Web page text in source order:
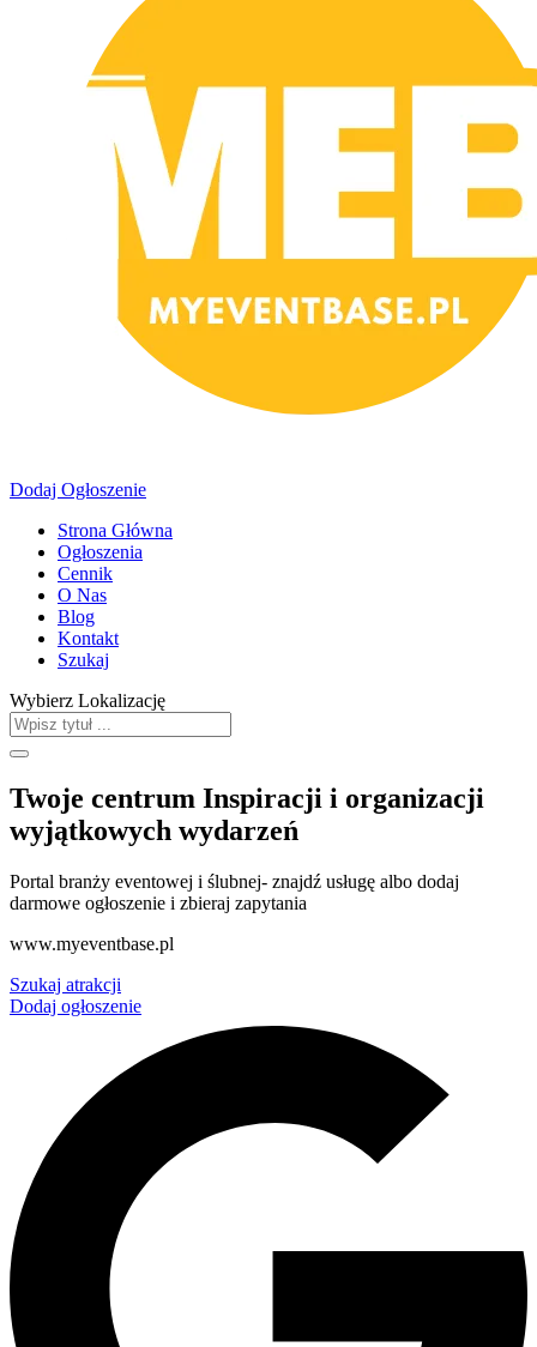
Dodaj Ogłoszenie
Strona Główna
Ogłoszenia
Cennik
O Nas
Blog
Kontakt
Szukaj
Wybierz Lokalizację
Twoje centrum Inspiracji i organizacji
wyjątkowych wydarzeń
Portal branży eventowej i ślubnej- znajdź usługę albo dodaj
darmowe ogłoszenie i zbieraj zapytania
www.myeventbase.pl
Szukaj atrakcji
Dodaj ogłoszenie